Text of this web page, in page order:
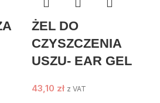
ŻEL DO
CZYSZCZENIA
USZU- EAR GEL
43,10 zł z VAT